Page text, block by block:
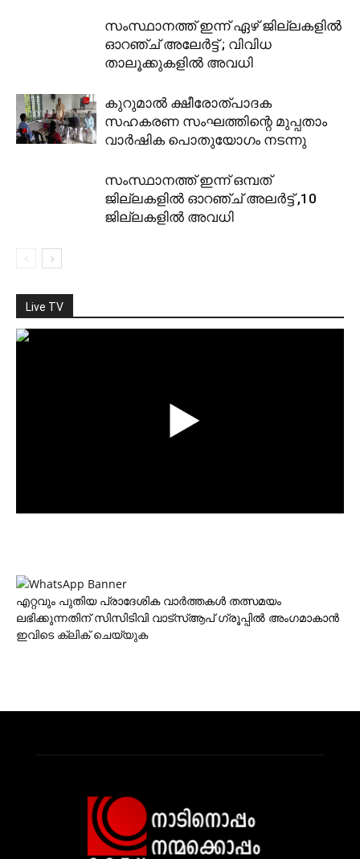
സംസ്ഥാനത്ത് ഇന്ന് ഏഴ് ജില്ലകളില്‍
ഓറഞ്ച് അലേര്‍ട്ട് ; വിവിധ
താലൂക്കുകളില്‍ അവധി
കുറുമാല്‍ ക്ഷീരോത്പാദക
സഹകരണ സംഘത്തിന്റെ മുപ്പതാം
വാര്‍ഷിക പൊതുയോഗം നടന്നു
സംസ്ഥാനത്ത് ഇന്ന്‌ ഒമ്പത്
ജില്ലകളിൽ ഓറഞ്ച് അലർട്ട് ,10
ജില്ലകളിൽ അവധി
Live TV
എറ്റവും പുതിയ പ്രാദേശിക വാര്‍ത്തകള്‍ തത്സമയം
ലഭിക്കുന്നതിന് സിസിടിവി വാട്‌സ്ആപ് ഗ്രൂപ്പില്‍ അംഗമാകാന്‍
ഇവിടെ ക്ലിക് ചെയ്യുക